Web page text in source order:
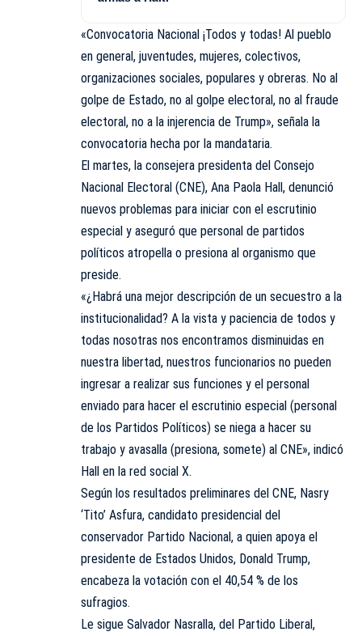
«Convocatoria Nacional ¡Todos y todas! Al pueblo
en general, juventudes, mujeres, colectivos,
organizaciones sociales, populares y obreras. No al
golpe de Estado, no al golpe electoral, no al fraude
electoral, no a la injerencia de Trump», señala la
convocatoria hecha por la mandataria.
El martes, la consejera presidenta del Consejo
Nacional Electoral (CNE), Ana Paola Hall, denunció
nuevos problemas para iniciar con el escrutinio
especial y aseguró que personal de partidos
políticos atropella o presiona al organismo que
preside.
«¿Habrá una mejor descripción de un secuestro a la
institucionalidad? A la vista y paciencia de todos y
todas nosotras nos encontramos disminuidas en
nuestra libertad, nuestros funcionarios no pueden
ingresar a realizar sus funciones y el personal
enviado para hacer el escrutinio especial (personal
de los Partidos Políticos) se niega a hacer su
trabajo y avasalla (presiona, somete) al CNE», indicó
Hall en la red social X.
Según los resultados preliminares del CNE, Nasry
‘Tito’ Asfura, candidato presidencial del
conservador Partido Nacional, a quien apoya el
presidente de Estados Unidos, Donald Trump,
encabeza la votación con el 40,54 % de los
sufragios.
Le sigue Salvador Nasralla, del Partido Liberal,